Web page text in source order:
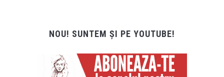
NOU! SUNTEM ȘI PE YOUTUBE!